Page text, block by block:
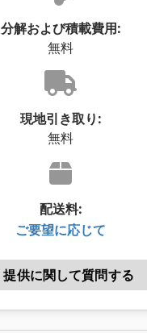
分解および積載費用:
無料
現地引き取り:
無料
配送料:
ご要望に応じて
提供に関して質問する